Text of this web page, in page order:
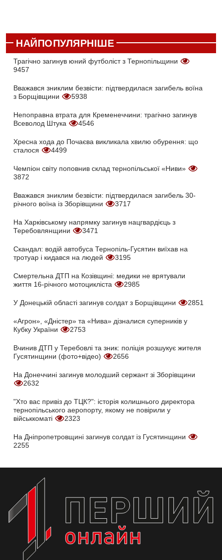
НАЙПОПУЛЯРНІШЕ
Трагічно загинув юний футболіст з Тернопільщини
9457
Вважався зниклим безвісти: підтвердилася загибель воїна
з Борщівщини
5938
Непоправна втрата для Кременеччини: трагічно загинув
Всеволод Штука
4546
Хресна хода до Почаєва викликала хвилю обурення: що
сталося
4499
Чемпіон світу поповнив склад тернопільської «Ниви»
3872
Вважався зниклим безвісти: підтвердилася загибель 30-
річного воїна із Зборівщини
3717
На Харківському напрямку загинув нацгвардієць з
Теребовлянщини
3471
Скандал: водій автобуса Тернопіль-Гусятин виїхав на
тротуар і кидався на людей
3195
Смертельна ДТП на Козівщині: медики не врятували
життя 16-річного мотоцикліста
2985
У Донецькій області загинув солдат з Борщівщини 2851
«Агрон», «Дністер» та «Нива» дізналися суперників у
Кубку України
2753
Вчинив ДТП у Теребовлі та зник: поліція розшукує жителя
Гусятинщини (фото+відео)
2656
На Донеччині загинув молодший сержант зі Зборівщини
2632
"Хто вас привіз до ТЦК?": історія колишнього директора
тернопільського аеропорту, якому не повірили у
військкоматі
2323
На Дніпропетровщині загинув солдат із Гусятинщини
2255